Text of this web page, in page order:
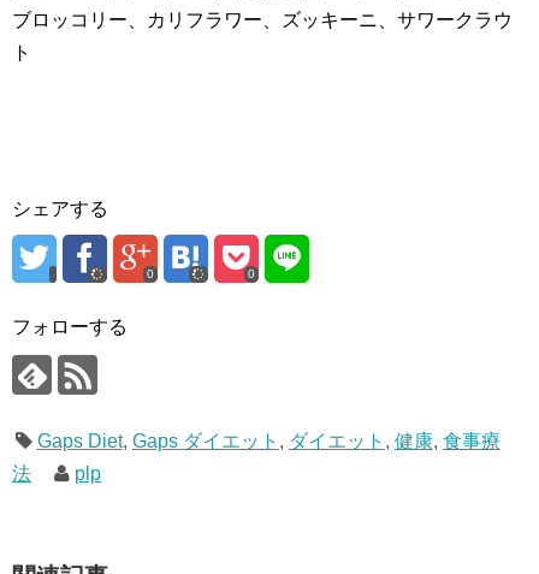
ブロッコリー、カリフラワー、ズッキーニ、サワークラウ
ト
シェアする
0 0
フォローする
Gaps Diet, Gaps ダイエット , ダイエット , 健康, 食事療
法
plp